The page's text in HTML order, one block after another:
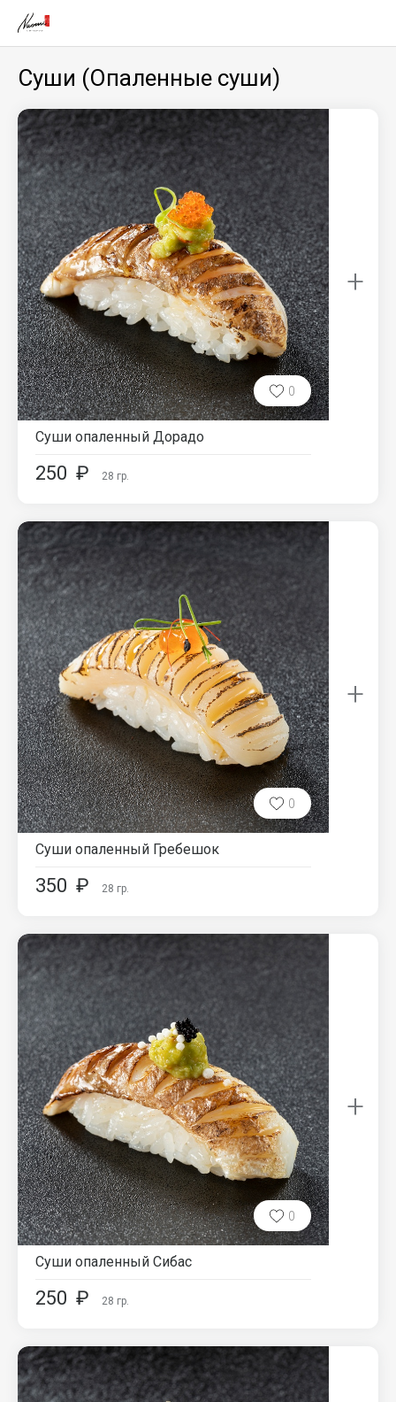
Суши (Опаленные суши)
0
Суши опаленный Дорадо
250 ₽ 28 гр.
+
0
Суши опаленный Гребешок
350 ₽ 28 гр.
+
0
Суши опаленный Сибас
250 ₽ 28 гр.
+